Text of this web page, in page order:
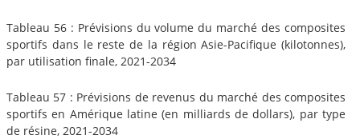
Tableau 56 : Prévisions du volume du marché des composites
sportifs dans le reste de la région Asie-Pacifique (kilotonnes),
par utilisation finale, 2021-2034
Tableau 57 : Prévisions de revenus du marché des composites
sportifs en Amérique latine (en milliards de dollars), par type
de résine, 2021-2034